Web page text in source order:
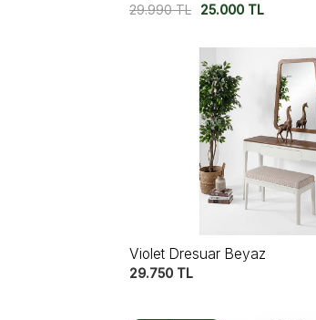
29.990TL 25.000 TL
Violet Dresuar Beyaz
29.750 TL